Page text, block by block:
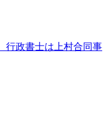
行政書士は上村合同事